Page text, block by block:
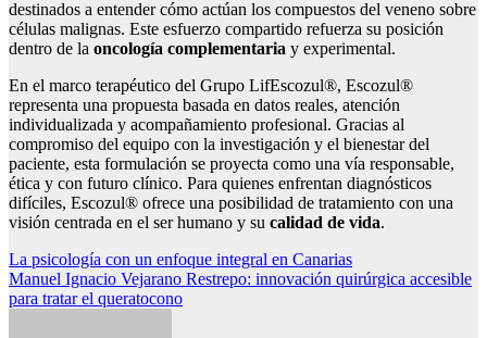
destinados a entender cómo actúan los compuestos del veneno sobre
células malignas. Este esfuerzo compartido refuerza su posición
dentro de la oncología complementaria y experimental.
En el marco terapéutico del Grupo LifEscozul®, Escozul®
representa una propuesta basada en datos reales, atención
individualizada y acompañamiento profesional. Gracias al
compromiso del equipo con la investigación y el bienestar del
paciente, esta formulación se proyecta como una vía responsable,
ética y con futuro clínico. Para quienes enfrentan diagnósticos
difíciles, Escozul® ofrece una posibilidad de tratamiento con una
visión centrada en el ser humano y su calidad de vida.
Navegación
de
La psicología con un enfoque integral en Canarias
Manuel Ignacio Vejarano Restrepo: innovación quirúrgica accesible
para tratar el queratocono